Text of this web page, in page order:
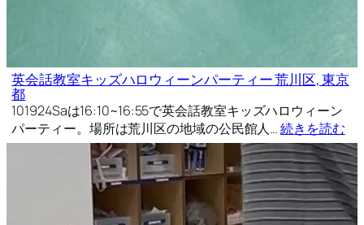
英会話教室キッズハロウィーンパーティー 荒川区, 東京
都
101924Saは16:10~16:55で英会話教室キッズハロウィーン
パーティー。場所は荒川区の地域の公民館人…続きを読む